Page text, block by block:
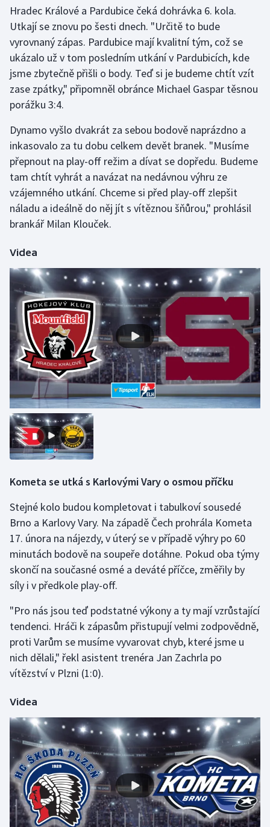
Házená
Jezdectví
Judo
Krasobruslení
Lezení
Lyže a snowboard
Moderní pětiboj
Motorsport
Parasport
Plavání
Plážový volejbal
Ragby
Rychlobruslení
Rychlostní kanoistika
Short track
Sportovní střelba
Stolní tenis
Triatlon
Veslování
Vodní slalom
Volejbal
Ostatní
Hradec Králové a Pardubice čeká dohrávka 6. kola.
Utkají se znovu po šesti dnech. "Určitě to bude
vyrovnaný zápas. Pardubice mají kvalitní tým, což se
ukázalo už v tom posledním utkání v Pardubicích, kde
jsme zbytečně přišli o body. Teď si je budeme chtít vzít
zase zpátky," připomněl obránce Michael Gaspar těsnou
porážku 3:4.
Dynamo vyšlo dvakrát za sebou bodově naprázdno a
inkasovalo za tu dobu celkem devět branek. "Musíme
přepnout na play-off režim a dívat se dopředu. Budeme
tam chtít vyhrát a navázat na nedávnou výhru ze
vzájemného utkání. Chceme si před play-off zlepšit
náladu a ideálně do něj jít s vítěznou šňůrou," prohlásil
brankář Milan Klouček.
Videa
Kometa se utká s Karlovými Vary o osmou příčku
Stejné kolo budou kompletovat i tabulkoví sousedé
Brno a Karlovy Vary. Na západě Čech prohrála Kometa
17. února na nájezdy, v úterý se v případě výhry po 60
minutách bodově na soupeře dotáhne. Pokud oba týmy
skončí na současné osmé a deváté příčce, změřily by
síly i v předkole play-off.
"Pro nás jsou teď podstatné výkony a ty mají vzrůstající
tendenci. Hráči k zápasům přistupují velmi zodpovědně,
proti Varům se musíme vyvarovat chyb, které jsme u
nich dělali," řekl asistent trenéra Jan Zachrla po
vítězství v Plzni (1:0).
Videa